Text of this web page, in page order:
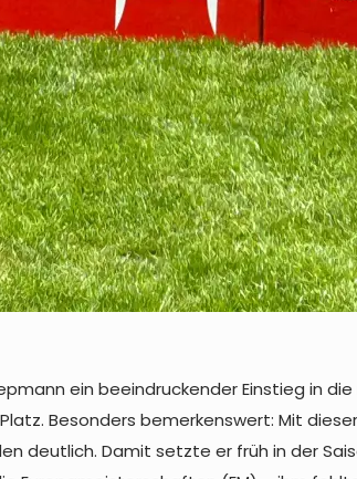
ein beeindruckender Einstieg in
Besonders bemerkenswert: Mit
deutlich. Damit setzte er früh in der